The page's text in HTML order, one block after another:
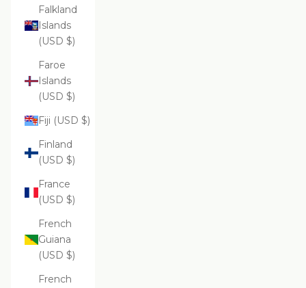
Falkland
Islands
(USD $)
Faroe
Islands
(USD $)
Fiji (USD $)
Finland
(USD $)
France
(USD $)
French
Guiana
(USD $)
French